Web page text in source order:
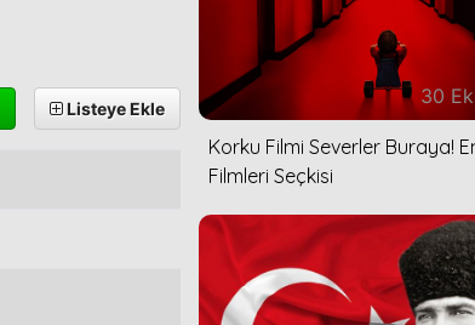
Listeye Ekle
30
Korku Filmi Severler Buraya!
Filmleri Seçkisi